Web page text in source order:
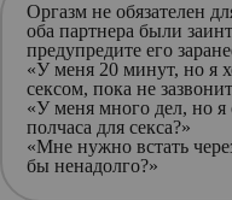
Оргазм не обязателен
оба партнера были
предупредите его
«У меня 20 минут, но я
сексом, пока не
«У меня много дел, но
полчаса для секса?»
«Мне нужно встать
бы ненадолго?»